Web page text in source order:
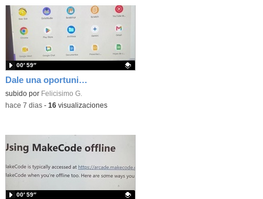
Dale una oportunidad a los Chromebooks y utiliza un proyector para realizar talleres si no tienes pantallas táctiles
Contenido educativo.
subido por Felicisimo G.
00′ 59″
-hace 7 dias- 16visualizaciones
00′ 59″